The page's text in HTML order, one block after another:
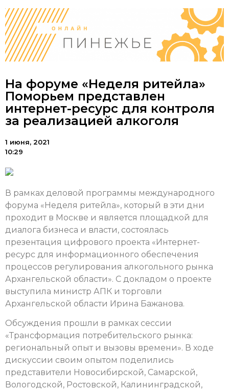
На форуме «Неделя ритейла»
Поморьем представлен
интернет-ресурс для контроля
за реализацией алкоголя
1 июня, 2021
10:29
В рамках деловой программы международного
форума «Неделя ритейла», который в эти дни
проходит в Москве и является площадкой для
диалога бизнеса и власти, состоялась
презентация цифрового проекта «Интернет-
ресурс для информационного обеспечения
процессов регулирования алкогольного рынка
Архангельской области». С докладом о проекте
выступила министр АПК и торговли
Архангельской области Ирина Бажанова.
Обсуждения прошли в рамках сессии
«Трансформация потребительского рынка:
региональный опыт и вызовы времени». В ходе
дискуссии своим опытом поделились
представители Новосибирской, Самарской,
Вологодской, Ростовской, Калининградской,